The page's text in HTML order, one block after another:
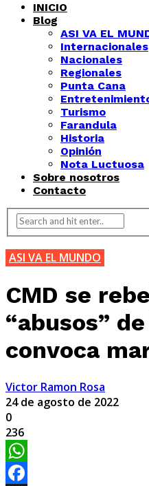
INICIO
Blog
ASI VA EL
Internacionales
Nacionales
Regionales
Punta Cana
Turismo
Farandula
Historia
Opinión
Nota Luctuosa
Sobre nosotros
Contacto
ASI VA EL MUNDO
CMD se
“abusos”
convoca
Victor Ramon Rosa
24 de agosto de 2022
0
236
WhatsApp